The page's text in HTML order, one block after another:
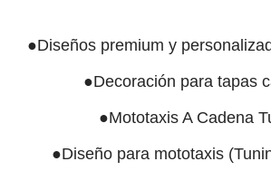
●Diseños premium y
●Decoración para tapas
●Mototaxis A Cadena
●Diseño para mototaxis